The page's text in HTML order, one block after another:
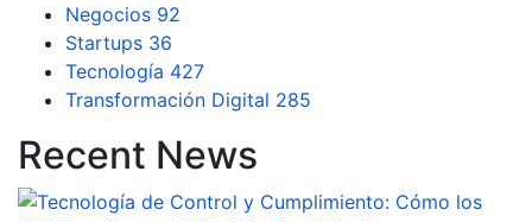
Negocios 92
Startups 36
Tecnología 427
Transformación Digital 285
Recent News